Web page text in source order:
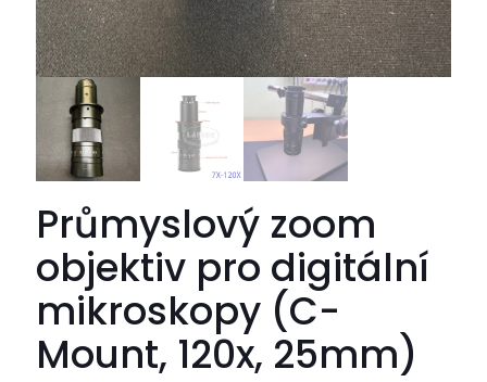
Průmyslový zoom
objektiv pro digitální
mikroskopy (C-
Mount, 120x, 25mm)